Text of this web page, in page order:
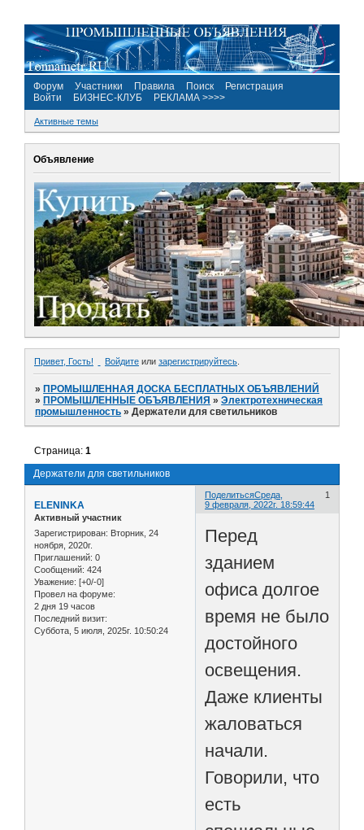
Форум Участники Правила Поиск
Регистрация
Войти
БИЗНЕС-КЛУБ РЕКЛАМА >>>>
Активные темы
Объявление
Привет, Гость! Войдите или зарегистрируйтесь
»ПРОМЫШЛЕННАЯ ДОСКА БЕСПЛАТНЫХ ОБЪЯВЛЕНИЙ
»ПРОМЫШЛЕННЫЕ ОБЪЯВЛЕНИЯ »Электротехническая
промышленность »Держатели для светильников
Держатели для светильников
Страница:1
Поделиться 1
Среда,
9 февраля, 2022г. 18:59:44
ELENINKA
Активный участник
Зарегистрирован: Вторник, 24
ноября, 2020г.
Приглашений: 0
Сообщений: 424
Уважение: [+0/-0]
Провел на форуме:
2 дня 19 часов
Последний визит:
Суббота, 5 июля, 2025г. 10:50:24
Перед
зданием
офиса долгое
время не было
достойного
освещения.
Даже клиенты
жаловаться
начали.
Говорили, что
есть